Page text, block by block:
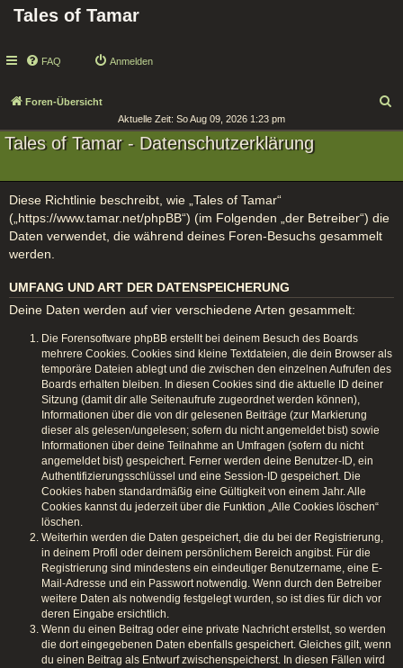
Tales of Tamar
FAQ Anmelden
Foren-Übersicht
Aktuelle Zeit: So Aug 09, 2026 1:23 pm
Tales of Tamar - Datenschutzerklärung
Diese Richtlinie beschreibt, wie „Tales of Tamar“
(„https://www.tamar.net/phpBB“) (im Folgenden „der Betreiber“) die
Daten verwendet, die während deines Foren-Besuchs gesammelt
werden.
UMFANG UND ART DER DATENSPEICHERUNG
Deine Daten werden auf vier verschiedene Arten gesammelt:
Die Forensoftware phpBB erstellt bei deinem Besuch des Boards
mehrere Cookies. Cookies sind kleine Textdateien, die dein Browser als
temporäre Dateien ablegt und die zwischen den einzelnen Aufrufen des
Boards erhalten bleiben. In diesen Cookies sind die aktuelle ID deiner
Sitzung (damit dir alle Seitenaufrufe zugeordnet werden können),
Informationen über die von dir gelesenen Beiträge (zur Markierung
dieser als gelesen/ungelesen; sofern du nicht angemeldet bist) sowie
Informationen über deine Teilnahme an Umfragen (sofern du nicht
angemeldet bist) gespeichert. Ferner werden deine Benutzer-ID, ein
Authentifizierungsschlüssel und eine Session-ID gespeichert. Die
Cookies haben standardmäßig eine Gültigkeit von einem Jahr. Alle
Cookies kannst du jederzeit über die Funktion „Alle Cookies löschen“
löschen.
Weiterhin werden die Daten gespeichert, die du bei der Registrierung,
in deinem Profil oder deinem persönlichem Bereich angibst. Für die
Registrierung sind mindestens ein eindeutiger Benutzername, eine E-
Mail-Adresse und ein Passwort notwendig. Wenn durch den Betreiber
weitere Daten als notwendig festgelegt wurden, so ist dies für dich vor
deren Eingabe ersichtlich.
Wenn du einen Beitrag oder eine private Nachricht erstellst, so werden
die dort eingegebenen Daten ebenfalls gespeichert. Gleiches gilt, wenn
du einen Beitrag als Entwurf zwischenspeicherst. In diesen Fällen wird